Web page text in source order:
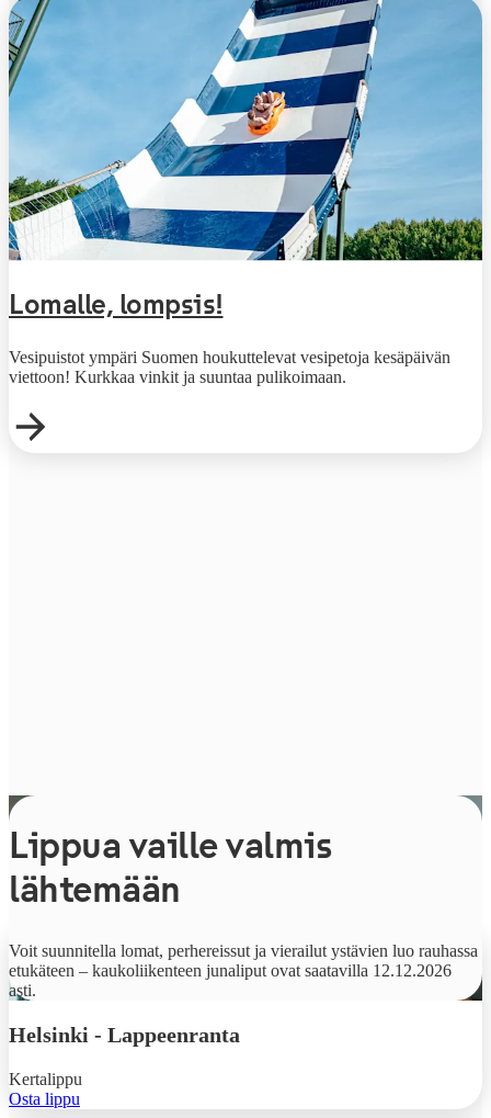
Lomalle, lompsis!
Vesipuistot ympäri Suomen houkuttelevat vesipetoja kesäpäivän
viettoon! Kurkkaa vinkit ja suuntaa pulikoimaan.
Lippua vaille valmis
lähtemään
Voit suunnitella lomat, perhereissut ja vierailut ystävien luo rauhassa
etukäteen – kaukoliikenteen junaliput ovat saatavilla 12.12.2026
asti.
Alkaen
9,90 €
Helsinki - Lappeenranta
Kertalippu
Osta lippu